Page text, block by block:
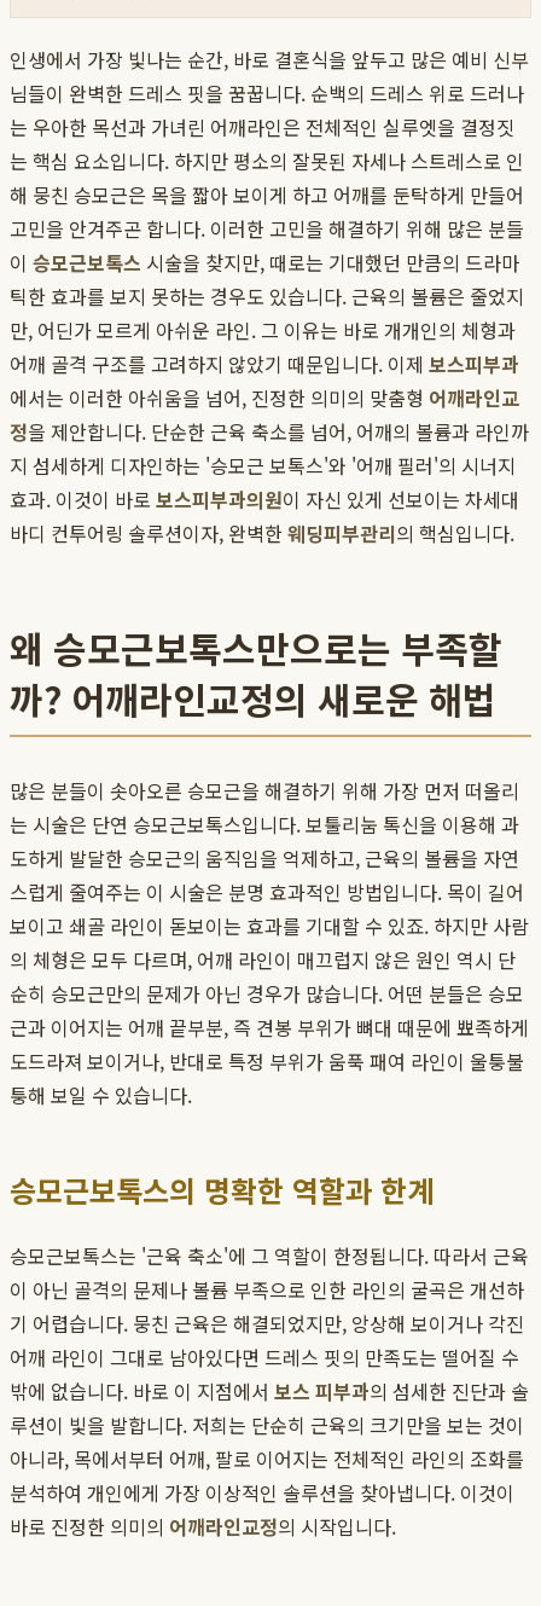
인생에서 가장 빛나는 순간, 바로 결혼식을 앞두고 많은 예비 신부
님들이 완벽한 드레스 핏을 꿈꿉니다. 순백의 드레스 위로 드러나
는 우아한 목선과 가녀린 어깨라인은 전체적인 실루엣을 결정짓
는 핵심 요소입니다. 하지만 평소의 잘못된 자세나 스트레스로 인
해 뭉친 승모근은 목을 짧아 보이게 하고 어깨를 둔탁하게 만들어
고민을 안겨주곤 합니다. 이러한 고민을 해결하기 위해 많은 분들
이 승모근보톡스 시술을 찾지만, 때로는 기대했던 만큼의 드라마
틱한 효과를 보지 못하는 경우도 있습니다. 근육의 볼륨은 줄었지
만, 어딘가 모르게 아쉬운 라인. 그 이유는 바로 개개인의 체형과
어깨 골격 구조를 고려하지 않았기 때문입니다. 이제 보스피부과
에서는 이러한 아쉬움을 넘어, 진정한 의미의 맞춤형 어깨라인교
정을 제안합니다. 단순한 근육 축소를 넘어, 어깨의 볼륨과 라인까
지 섬세하게 디자인하는 '승모근 보톡스'와 '어깨 필러'의 시너지
효과. 이것이 바로 보스피부과의원이 자신 있게 선보이는 차세대
바디 컨투어링 솔루션이자, 완벽한웨딩피부관리의 핵심입니다.
왜 승모근보톡스만으로는 부족할
까? 어깨라인교정의 새로운 해법
많은 분들이 솟아오른 승모근을 해결하기 위해 가장 먼저 떠올리
는 시술은 단연 승모근보톡스입니다. 보툴리눔 톡신을 이용해 과
도하게 발달한 승모근의 움직임을 억제하고, 근육의 볼륨을 자연
스럽게 줄여주는 이 시술은 분명 효과적인 방법입니다. 목이 길어
보이고 쇄골 라인이 돋보이는 효과를 기대할 수 있죠. 하지만 사람
의 체형은 모두 다르며, 어깨 라인이 매끄럽지 않은 원인 역시 단
순히 승모근만의 문제가 아닌 경우가 많습니다. 어떤 분들은 승모
근과 이어지는 어깨 끝부분, 즉 견봉 부위가 뼈대 때문에 뾰족하게
도드라져 보이거나, 반대로 특정 부위가 움푹 패여 라인이 울퉁불
퉁해 보일 수 있습니다.
승모근보톡스의 명확한 역할과 한계
승모근보톡스는 '근육 축소'에 그 역할이 한정됩니다. 따라서 근육
이 아닌 골격의 문제나 볼륨 부족으로 인한 라인의 굴곡은 개선하
기 어렵습니다. 뭉친 근육은 해결되었지만, 앙상해 보이거나 각진
어깨 라인이 그대로 남아있다면 드레스 핏의 만족도는 떨어질 수
밖에 없습니다. 바로 이 지점에서 보스 피부과의 섬세한 진단과 솔
루션이 빛을 발합니다. 저희는 단순히 근육의 크기만을 보는 것이
아니라, 목에서부터 어깨, 팔로 이어지는 전체적인 라인의 조화를
분석하여 개인에게 가장 이상적인 솔루션을 찾아냅니다. 이것이
바로 진정한 의미의 어깨라인교정의 시작입니다.